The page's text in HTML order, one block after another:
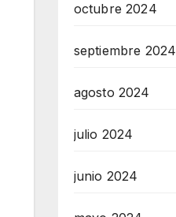
octubre 2024
septiembre 2024
agosto 2024
julio 2024
junio 2024